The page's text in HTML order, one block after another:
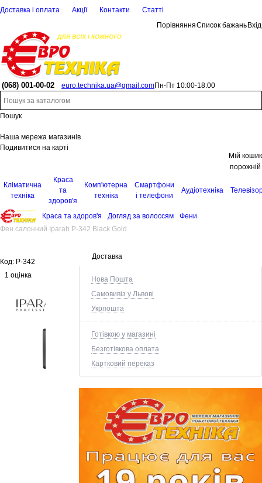
Доставка і оплата Акції Контакти
Статті
ПорівнянняСписок бажань Вхід
(068) 001-00-02 euro.technika.ua@gmail.comПн-Пт 10:00-18:00
Пошук
Наша мережа магазинів
Подивитися на карті
Мій кошик
порожній
Кліматична
техніка
Краса
та
здоров'я
Комп'ютерна
техніка
Смартфони
і телефони
Аудіотехніка
Краса та здоров'я Догляд за волоссям
Фени
Фен салонний Iparah P-342 Black Gold
Доставка
Нова Пошта
Самовивіз у Львові
Укрпошта
Готівкою у магазині
Безготівкова оплата
Картковий переказ
Код: P-342
1 оцінка